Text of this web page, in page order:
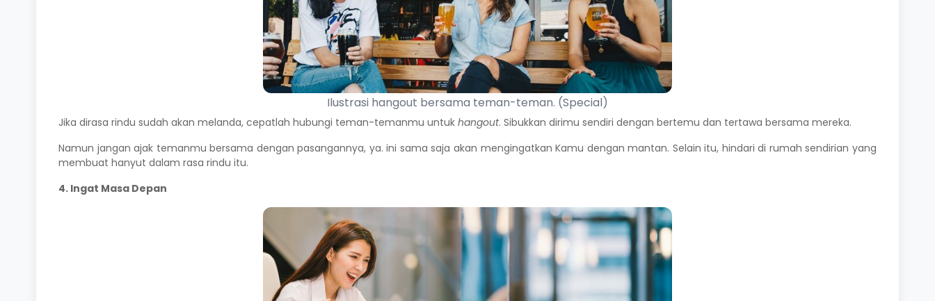
Ilustrasi hangout bersama teman-teman. (Special)
Jika dirasa rindu sudah akan melanda, cepatlah hubungi teman-temanmu untuk hangout. Sibukkan dirimu sendiri dengan bertemu dan tertawa bersama mereka.
Namun jangan ajak temanmu bersama dengan pasangannya, ya. ini sama saja akan mengingatkan Kamu dengan mantan. Selain itu, hindari di rumah sendirian yang
membuat hanyut dalam rasa rindu itu.
4. Ingat Masa Depan